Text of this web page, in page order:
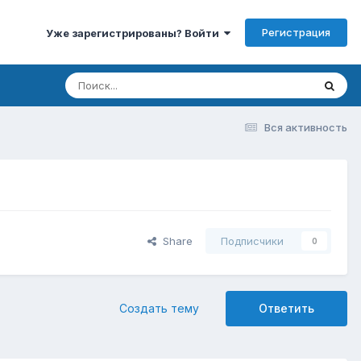
Уже зарегистрированы? Войти Регистрация
Вся активность
Share Подписчики 0
Ответить
Создать тему